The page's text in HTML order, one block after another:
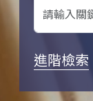
進階檢索